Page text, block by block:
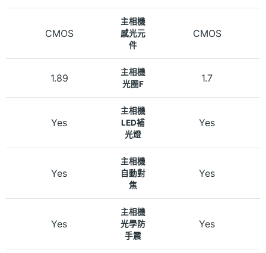
CMOS
主相機
感光元
件
CMOS
1.89
主相機
光圈F
1.7
Yes
主相機
LED補
光燈
Yes
Yes
主相機
自動對
焦
Yes
Yes
主相機
光學防
手震
Yes